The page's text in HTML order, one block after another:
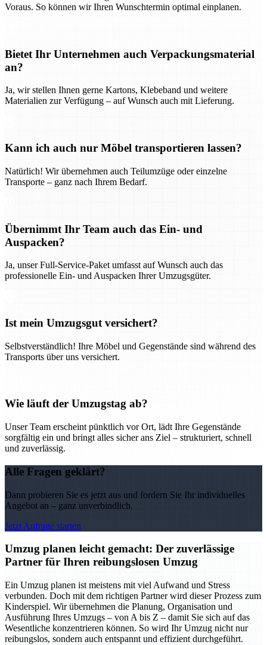
Voraus. So können wir Ihren Wunschtermin optimal einplanen.
Bietet Ihr Unternehmen auch Verpackungsmaterial
an?
Ja, wir stellen Ihnen gerne Kartons, Klebeband und weitere
Materialien zur Verfügung – auf Wunsch auch mit Lieferung.
Kann ich auch nur Möbel transportieren lassen?
Natürlich! Wir übernehmen auch Teilumzüge oder einzelne
Transporte – ganz nach Ihrem Bedarf.
Übernimmt Ihr Team auch das Ein- und
Auspacken?
Ja, unser Full-Service-Paket umfasst auf Wunsch auch das
professionelle Ein- und Auspacken Ihrer Umzugsgüter.
Ist mein Umzugsgut versichert?
Selbstverständlich! Ihre Möbel und Gegenstände sind während des
Transports über uns versichert.
Wie läuft der Umzugstag ab?
Unser Team erscheint pünktlich vor Ort, lädt Ihre Gegenstände
sorgfältig ein und bringt alles sicher ans Ziel – strukturiert, schnell
und zuverlässig.
Alle Fragen geklärt?
Dann probieren Sie es jetzt aus und fordern Sie Ihr individuelles
Angebot an – ganz unverbindlich.
Jetzt Anfrage starten
Umzug planen leicht gemacht: Der zuverlässige
Partner für Ihren reibungslosen Umzug
Ein Umzug planen ist meistens mit viel Aufwand und Stress
verbunden. Doch mit dem richtigen Partner wird dieser Prozess zum
Kinderspiel. Wir übernehmen die Planung, Organisation und
Ausführung Ihres Umzugs – von A bis Z – damit Sie sich auf das
Wesentliche konzentrieren können. So wird Ihr Umzug nicht nur
reibungslos, sondern auch entspannt und effizient durchgeführt.